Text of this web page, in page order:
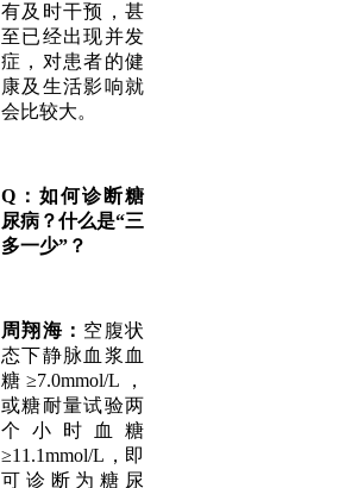
有及时干预，甚
至已经出现并发
症，对患者的健
康及生活影响就
会比较大。
Q：如何诊断糖
尿病？什么是“三
多一少”？
周翔海： 空腹状
态下静脉血浆血
糖≥7.0mmol/L，
或糖耐量试验两
个小时血糖
≥11.1mmol/L，即
可诊断为糖尿